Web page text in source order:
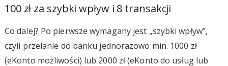
100 zł za szybki wpływ i 8 transakcji
Co dalej? Po pierwsze wymagany jest „szybki wpływ”,
czyli przelanie do banku jednorazowo min. 1000 zł
(eKonto możliwości) lub 2000 zł (eKonto do usług lub